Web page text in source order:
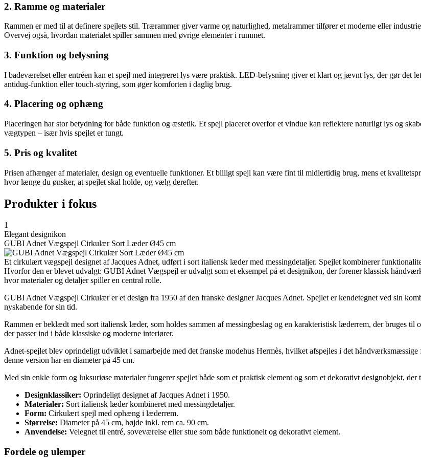
2. Ramme og materialer
Rammen er med til at definere spejlets stil. Trærammer giver varme og naturlighed, metalrammer tilfører et moderne eller
Overvej også, hvordan materialet spiller sammen med øvrige elementer i rummet.
3. Funktion og belysning
I badeværelset eller entréen kan et spejl med integreret lys være praktisk. LED-belysning giver et klart og jævnt lys, der gør det
antidug-funktion eller touch-styring, som øger komforten i daglig brug.
4. Placering og ophæng
Placeringen har stor betydning for både funktion og æstetik. Et spejl placeret overfor et vindue kan reflektere naturligt lys og
vægtypen – især hvis spejlet er tungt.
5. Pris og kvalitet
Prisen afhænger af materialer, design og eventuelle funktioner. Et billigt spejl kan være fint til midlertidig brug, mens et
hvor længe du ønsker, at spejlet skal holde, og vælg derefter.
Produkter i fokus
1
Elegant designikon
GUBI Adnet Vægspejl Cirkulær Sort Læder Ø45 cm
Et cirkulært vægspejl designet af Jacques Adnet, udført i sort italiensk læder med messingdetaljer. Spejlet kombinerer
Hvorfor den er blevet udvalgt: GUBI Adnet Vægspejl er udvalgt som et eksempel på et designikon, der forener klassisk
hvor materialer og detaljer spiller en central rolle.
GUBI Adnet Vægspejl Cirkulær er et design fra 1950 af den franske designer Jacques Adnet. Spejlet er kendetegnet ved sin
nyskabende for sin tid.
Rammen er beklædt med sort italiensk læder, som holdes sammen af messingbeslag og en karakteristisk læderrem, der bruges
der passer ind i både klassiske og moderne interiører.
Adnet-spejlet blev oprindeligt udviklet i samarbejde med det franske modehus Hermès, hvilket afspejles i det
denne version har en diameter på 45 cm.
Med sin enkle form og luksuriøse materialer fungerer spejlet både som et praktisk element og som et dekorativt designobjekt,
Designklassiker: Oprindeligt designet af Jacques Adnet i 1950.
Materialer: Sort italiensk læder kombineret med messingdetaljer.
Form: Cirkulært spejl med ophæng i læderrem.
Størrelse: Diameter på 45 cm, højde inkl. rem ca. 90 cm.
Anvendelse: Velegnet til entré, soveværelse eller stue som både funktionelt og dekorativt element.
Fordele og ulemper